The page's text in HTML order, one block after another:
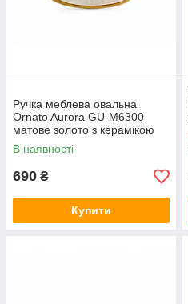
Ручка меблева овальна
Ornato Aurora GU-M6300
матове золото з керамікою
32 мм
В наявності
690 ₴
Купити